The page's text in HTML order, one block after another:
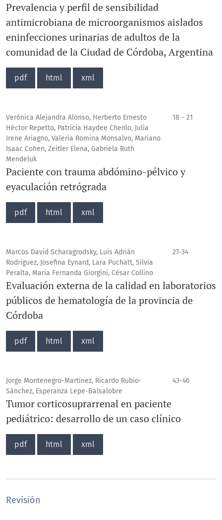
Prevalencia y perfil de sensibilidad
antimicrobiana de microorganismos aislados
eninfecciones urinarias de adultos de la
comunidad de la Ciudad de Córdoba, Argentina
pdf html xml
Verónica Alejandra Alonso, Herberto Ernesto
Héctor Repetto, Patricia Haydee Chenlo, Julia
Irene Ariagno, Valeria Romina Monsalvo, Mariano
Isaac Cohen, Zeitler Elena, Gabriela Ruth
Mendeluk
18 - 21
Paciente con trauma abdómino-pélvico y
eyaculación retrógrada
pdf html xml
Marcos David Scharagrodsky, Luis Adrián
Rodriguez, Josefina Eynard, Lara Puchatt, Silvia
Peralta, Maria Fernanda Giorgini, César Collino
27-34
Evaluación externa de la calidad en laboratorios
públicos de hematología de la provincia de
Córdoba
pdf html xml
Jorge Montenegro-Martínez, Ricardo Rubio-
Sánchez, Esperanza Lepe-Balsalobre
43-46
Tumor corticosuprarrenal en paciente
pediátrico: desarrollo de un caso clínico
pdf html xml
Revisión